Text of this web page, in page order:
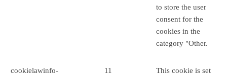
to store the user
consent for the
cookies in the
category "Other.
cookielawinfo-
11
This cookie is set